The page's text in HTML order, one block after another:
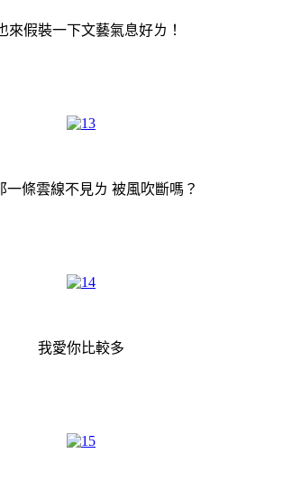
來假裝一下文藝氣息好ㄌ！
一條雲線不見ㄌ 被風吹斷嗎？
我愛你比較多